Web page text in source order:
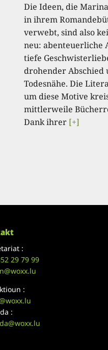
Die Ideen, die
in ihrem
verwebt, sind also
neu: abenteuerliche
tiefe
drohender Abschied
Todesnähe. Die
um diese Motive
mittlerweile
Dank ihrer [+]
:
29 79 99
:
: